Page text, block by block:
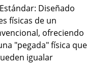
Diseñado
físicas de un
ofreciendo
"pegada" física que
igualar